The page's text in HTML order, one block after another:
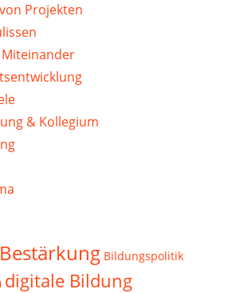
Projekten
& Kollegium
Bestärkung Bildungspolitik
digitale Bildung